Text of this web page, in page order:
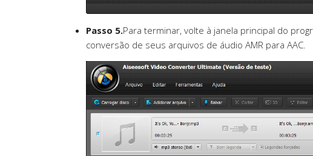
Passo 5.Para terminar, volte à janela principal do
conversão de seus arquivos de áudio AMR para AAC.